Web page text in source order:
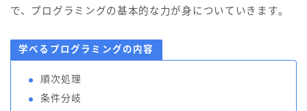
で、プログラミングの基本的な力が身についていきます。
学べるプログラミングの内容
順次処理
条件分岐